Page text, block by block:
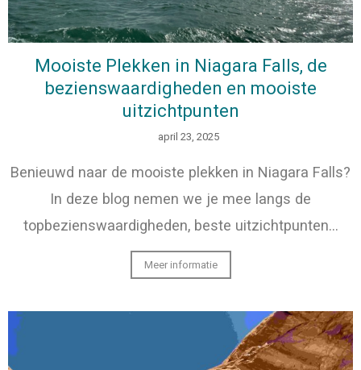
Mooiste Plekken in Niagara Falls, de
bezienswaardigheden en mooiste
uitzichtpunten
april 23, 2025
Benieuwd naar de mooiste plekken in Niagara Falls?
In deze blog nemen we je mee langs de
topbezienswaardigheden, beste uitzichtpunten…
Meer informatie